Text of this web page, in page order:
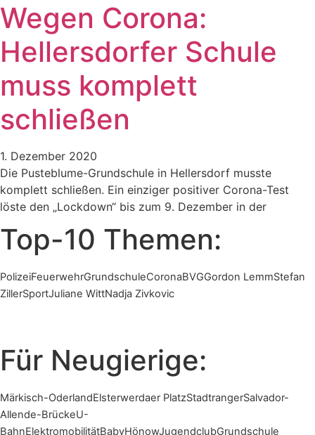
Wegen Corona:
Hellersdorfer Schule
muss komplett
schließen
1. Dezember 2020
Die Pusteblume-Grundschule in Hellersdorf musste
komplett schließen. Ein einziger positiver Corona-Test
löste den „Lockdown“ bis zum 9. Dezember in der
Top-10 Themen:
PolizeiFeuerwehrGrundschuleCoronaBVGGordon LemmStefan
ZillerSportJuliane WittNadja Zivkovic
Für Neugierige:
Märkisch-OderlandElsterwerdaer PlatzStadtrangerSalvador-
Allende-BrückeU-
BahnElektromobilitätBabyHönowJugendclubGrundschule